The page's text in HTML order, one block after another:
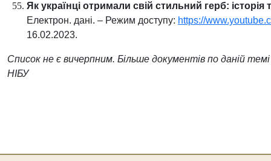
Як українці отримали свій стильний герб: історія
Електрон. дані. – Режим доступу: https://
16.02.2023.
Список не є вичерпним. Більше документів по даній
НІБУ